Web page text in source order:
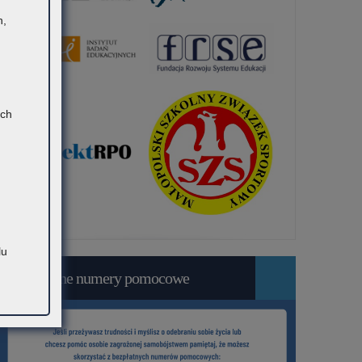
Bezpłatne numery pomocowe